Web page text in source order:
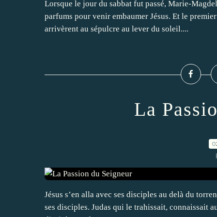
Lorsque le jour du sabbat fut passé, Marie-
parfums pour venir embaumer Jésus. Et le
arrivèrent au sépulcre au lever du soleil....
La
Jésus s’en alla avec ses disciples au delà du
ses disciples. Judas qui le trahissait, connaissait